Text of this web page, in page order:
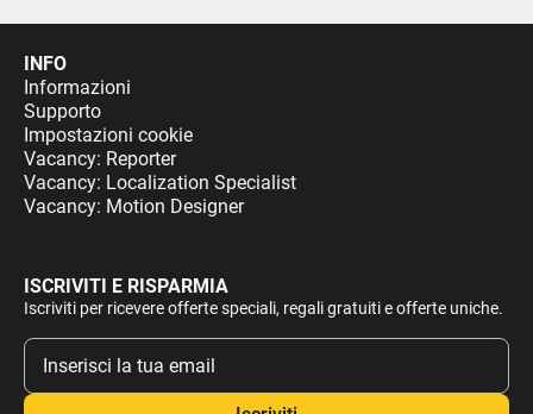
INFO
Informazioni
Supporto
Impostazioni cookie
Vacancy: Reporter
Vacancy: Localization Specialist
Vacancy: Motion Designer
ISCRIVITI E RISPARMIA
Iscriviti per ricevere offerte speciali, regali gratuiti e offerte uniche.